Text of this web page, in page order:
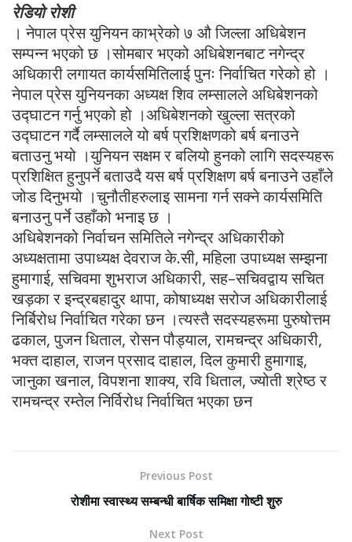
रेडियो रोशी
। नेपाल प्रेस युनियन काभ्रेको ७ औ जिल्ला अधिबेशन
सम्पन्न भएको छ ।सोमबार भएको अधिबेशनबाट नगेन्द्र
अधिकारी लगायत कार्यसमितिलाई पुनः निर्वाचित गरेको हो ।
नेपाल प्रेस युनियनका अध्यक्ष शिव लम्सालले अधिबेशनको
उद्घाटन गर्नु भएको हो ।अधिबेशनको खुल्ला सत्रको
उद्घाटन गर्दै लम्सालले यो बर्ष प्रशिक्षणको बर्ष बनाउने
बताउनु भयो ।युनियन सक्षम र बलियो हुनको लागि सदस्यहरू
प्रशिक्षित हुनुपर्ने बताउदै यस बर्ष प्रशिक्षण बर्ष बनाउने उहाँले
जोड दिनुभयो ।चुनौतीहरुलाइ सामना गर्न सक्ने कार्यसमिति
बनाउनु पर्ने उहाँको भनाइ छ ।
अधिबेशनको निर्वाचन समितिले नगेन्द्र अधिकारीको
अध्यक्षतामा उपाध्यक्ष देवराज के.सी, महिला उपाध्यक्ष सम्झना
हुमागाई, सचिवमा शुभराज अधिकारी, सह–सचिवद्वाय सचित
खड़का र इन्द्रबहादुर थापा, कोषाध्यक्ष सरोज अधिकारीलाई
निर्बिरोध निर्वाचित गरेका छन ।त्यस्तै सदस्यहरूमा पुरुषोत्तम
ढकाल, पुजन धिताल, रोसन पौड्याल, रामचन्द्र अधिकारी,
भक्त दाहाल, राजन प्रसाद दाहाल, दिल कुमारी हुमागाइ,
जानुका खनाल, विपशना शाक्य, रवि धिताल, ज्योती श्रेष्ठ र
रामचन्द्र रम्तेल निर्विरोध निर्वाचित भएका छन
Previous Post
रोशीमा स्वास्थ्य सम्बन्धी बार्षिक समिक्षा गोष्टी शुरु
Next Post